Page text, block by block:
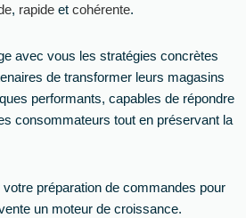
, rapide etcohérente.
avec vous les stratégies concrètes
de transformer leurs magasins
performants, capables de répondre
consommateurs tout en préservant la
préparation de commandes pour
un moteur de croissance.